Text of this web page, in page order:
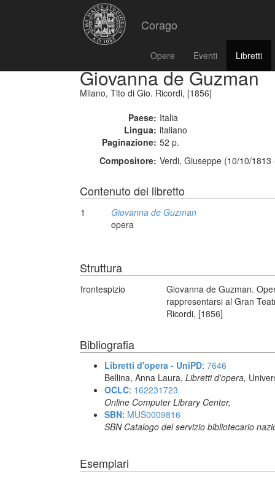
Corago
Opere Eventi Libretti
Giovanna de Guzman
Milano, Tito di Gio. Ricordi, [1856]
Paese: Italia
Lingua: italiano
Paginazione: 52 p.
Compositore: Verdi, Giuseppe (10/10/
Contenuto del libretto
1
Giovanna de Guzman
opera
Struttura
frontespizio
Giovanna de Guzman.
rappresentarsi al Gran
Ricordi, [1856]
Bibliografia
Libretti d'opera - UniPD: 7646
Bellina, Anna Laura, Libretti d'opera,
OCLC: 162231723
Online Computer Library Center,
SBN: MUS0009816
SBN Catalogo del servizio bibliotecario
Esemplari